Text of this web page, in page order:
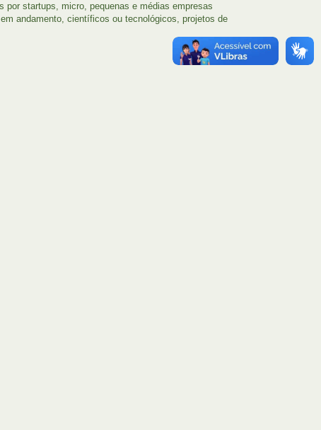
por startups, micro, pequenas e médias empresas
andamento, científicos ou tecnológicos, projetos de